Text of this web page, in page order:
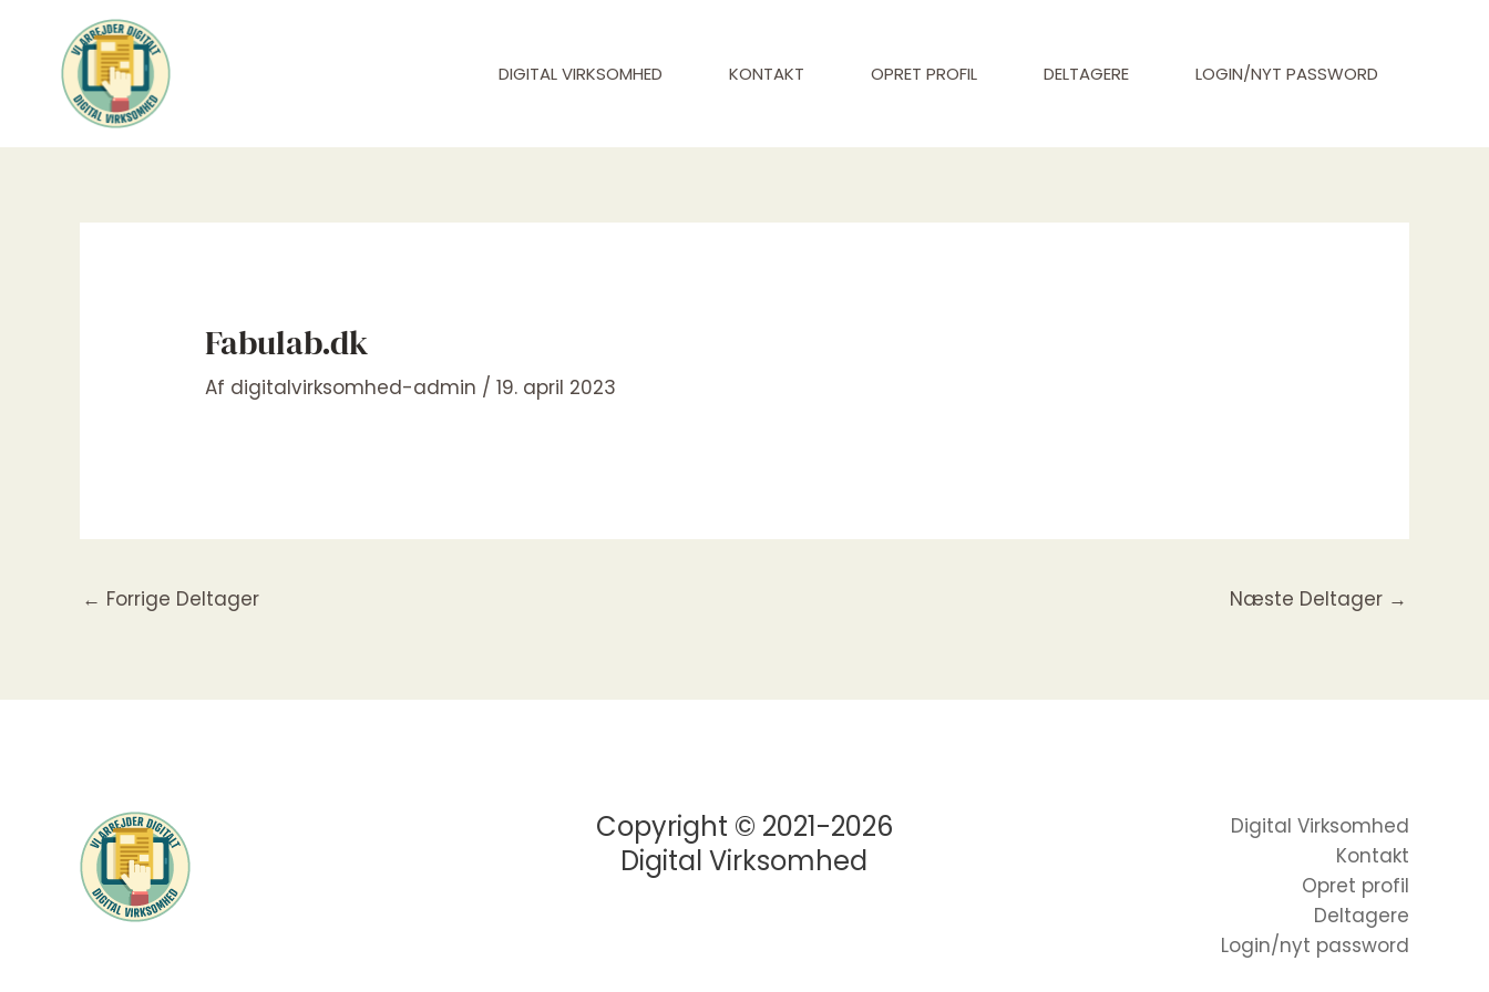
indholdet
DIGITAL VIRKSOMHED KONTAKT OPRET PROFIL DELTAGERE LOGIN/NYT PASSWORD
Fabulab.dk
Af digitalvirksomhed-admin /19. april 2023
← Forrige Deltager Næste Deltager →
Copyright © 2021-2026
Digital Virksomhed
Digital Virksomhed
Kontakt
Opret profil
Deltagere
Login/nyt password